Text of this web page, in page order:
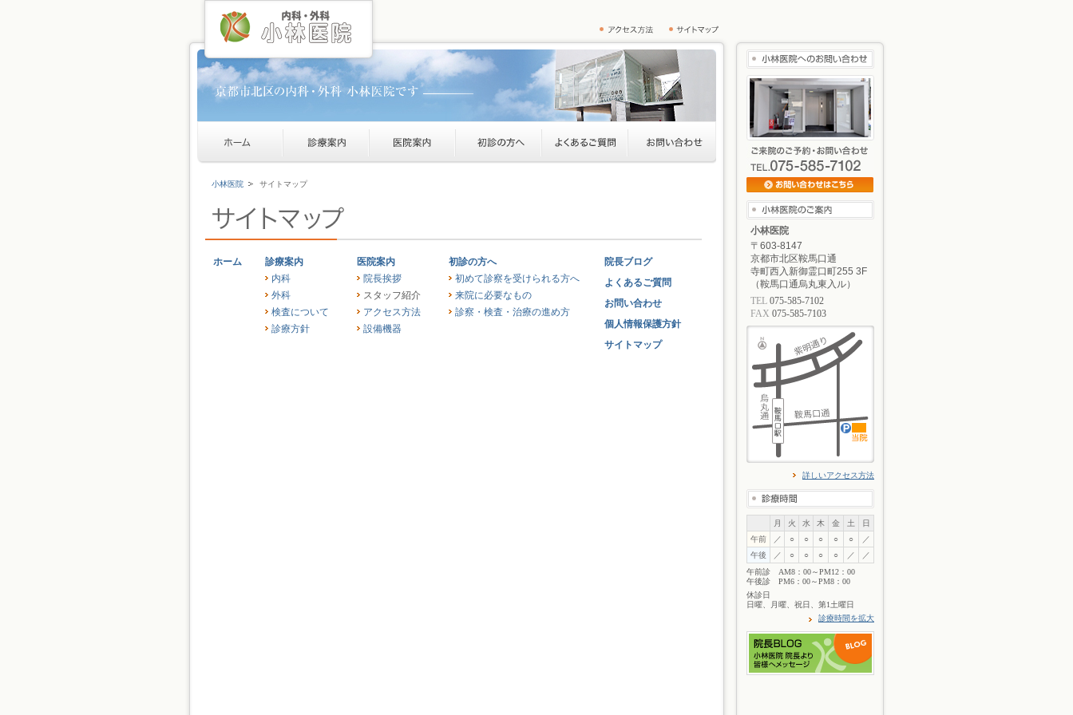
小林医院 サイトマップ
ホーム
診療案内
内科
外科
検査について
診療方針
医院案内
院長挨拶
スタッフ紹介
アクセス方法
設備機器
初診の方へ
初めて診察を受けられる方へ
来院に必要なもの
診察・検査・治療の進め方
院長ブログ
よくあるご質問
お問い合わせ
個人情報保護方針
サイトマップ
小林医院
〒603-8147
京都市北区鞍馬口通
寺町西入新御霊口町255 3F
（鞍馬口通烏丸東入ル）
TEL 075-585-7102
FAX 075-585-7103
詳しいアクセス方法
月 火 水 木 金 土
日
午前
／ ○ ○ ○ ○ ○
／
午後
／ ○ ○ ○ ○ ／
／
午前診 AM8：00～PM12：00
午後診 PM6：00～PM8：00
休診日
日曜、月曜、祝日、第1土曜日
診療時間を拡大